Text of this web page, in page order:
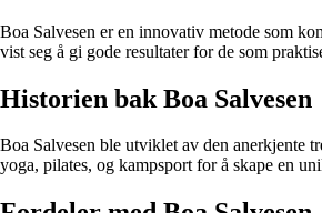
Boa Salvesen er en innovativ metode som
vist seg å gi gode resultater for de som
Historien bak Boa Salvesen
Boa Salvesen ble utviklet av den anerkjente
yoga, pilates, og kampsport for å skape en